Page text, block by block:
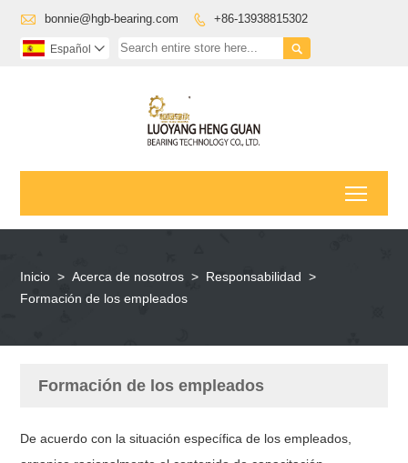
 bonnie@hgb-bearing.com  +86-13938815302

Español 
Inicio > Acerca de nosotros > Responsabilidad >
Formación de los empleados
Formación de los empleados
De acuerdo con la situación específica de los empleados,